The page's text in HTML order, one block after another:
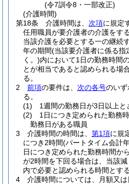
(令7訓令8・一部改正)
(介護時間)
第18条
介護時間は、 次項に規定
任用職員が要介護者の介護をす
当該介護を必要とする一の継続
年の期間(当該要介護者に係る指
く。)内において1日の勤務時間
とが相当であると認められる場
る。
2
前項の要件は、 次の各号のい
る。
(1)
1週間の勤務日が3日以上と
(2)
1日につき定められた勤務
勤務日がある職員
3
介護時間の時間は、 第1項に規
につき2時間(パートタイム会計
日につき定められた勤務時間か
が2時間を下回る場合は、当該
内で必要と認められる時間とする
4
介護時間については、月額又